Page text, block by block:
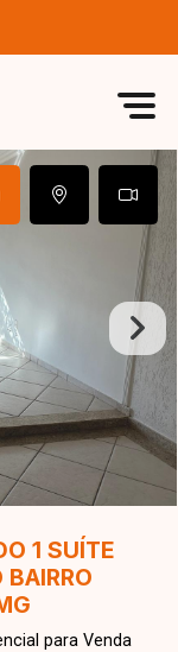
1 SUÍTE
BAIRRO
para Venda